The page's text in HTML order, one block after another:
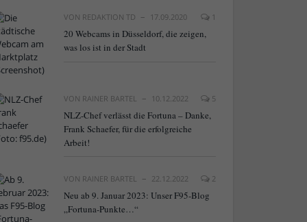
VON REDAKTION TD 17.09.2020 1
20 Webcams in Düsseldorf, die zeigen,
was los ist in der Stadt
VON RAINER BARTEL 10.12.2022 5
NLZ-Chef verlässt die Fortuna – Danke,
Frank Schaefer, für die erfolgreiche
Arbeit!
VON RAINER BARTEL 22.12.2022 2
Neu ab 9. Januar 2023: Unser F95-Blog
„Fortuna-Punkte…“